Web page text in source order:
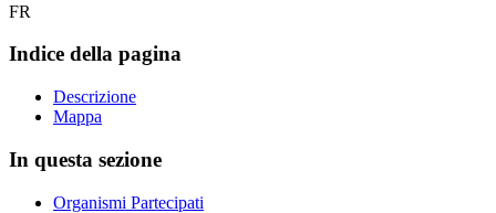
FR
Indice della pagina
Descrizione
Mappa
In questa sezione
Organismi Partecipati